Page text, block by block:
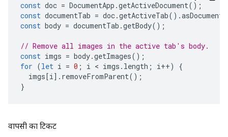
const doc = DocumentApp .getActiveDocument();
const documentTab = doc.getActiveTab().
const body = documentTab .getBody();
// Remove all images in the active tab's body.
const imgs = body.getImages();
for (let i = 0 ; i < imgs . length ; i++)
{
imgs[i]. removeFromParent();
}
वापसी का टिकट